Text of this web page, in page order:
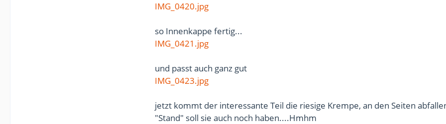
IMG_0420.jpg
so Innenkappe fertig...
IMG_0421.jpg
und passt auch ganz gut
IMG_0423.jpg
jetzt kommt der interessante Teil die riesige Krempe, an den Seiten
"Stand" soll sie auch noch haben....Hmhm